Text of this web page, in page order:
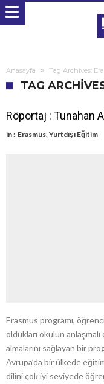
Anasayfa Tag Archives:
TAG
Röportaj : Tunahan
in : Erasmus,Yurtdışı Eğitim
Erasmus programı,
oldukları okulun
almalarını sağlayan bir
Avrupa’da bir ülkede
dilini çok iyi seviyede